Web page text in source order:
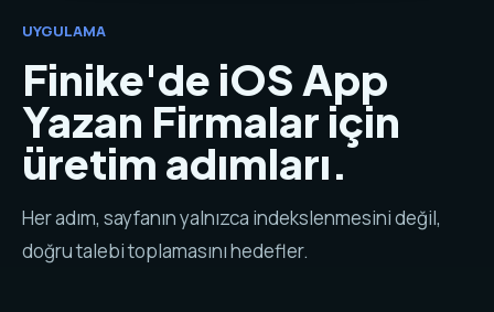
UYGULAMA
Finike'de iOS App
Yazan Firmalar için
üretim adımları.
Her adım, sayfanın yalnızca indekslenmesini değil,
doğru talebi toplamasını hedefler.